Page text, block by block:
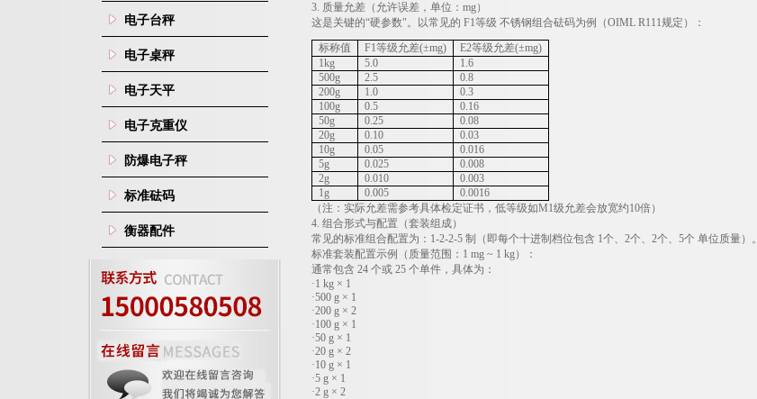
电子台秤
电子桌秤
电子天平
电子克重仪
防爆电子秤
标准砝码
衡器配件
3. 质量允差（允许误差，单位： mg）
这是关键的“硬参数"。以常见的 F1等级 不锈钢组合砝码为例（OIML R111规定）：
标称值
F1等级允差(±mg) E2等级允差(±mg)
1kg
5.0
1.6
500g
2.5
0.8
200g
1.0
0.3
100g
0.5
0.16
50g
0.25
0.08
20g
0.10
0.03
10g
0.05
0.016
5g
0.025
0.008
2g
0.010
0.003
1g
0.005
0.0016
（注：实际允差需参考具体检定证书，低等级如M1级允差会放宽约10倍）
4. 组合形式与配置（套装组成）
常见的标准组合配置为： 1-2-2-5 制（即每个十进制档位包含 1个、 2个、 2个、 5个 单位质量）。
标准套装配置示例（质量范围： 1 mg ~ 1 kg）：
通常包含 24 个或 25 个单件，具体为：
·1 kg × 1
·500 g × 1
·200 g × 2
·100 g × 1
·50 g × 1
·20 g × 2
·10 g × 1
·5 g × 1
·2 g × 2